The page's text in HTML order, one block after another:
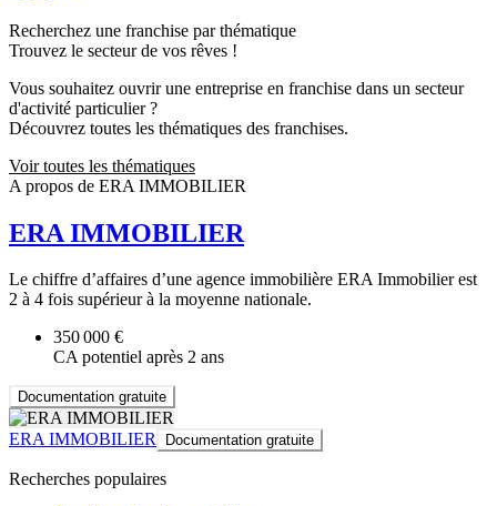
Recherchez une franchise par thématique
Trouvez le secteur de vos rêves !
Vous souhaitez ouvrir une entreprise en franchise dans un secteur
d'activité particulier ?
Découvrez toutes les thématiques des franchises.
Voir toutes les thématiques
A propos de ERA IMMOBILIER
ERA IMMOBILIER
Le chiffre d’affaires d’une agence immobilière ERA Immobilier est
2 à 4 fois supérieur à la moyenne nationale.
350 000 €
CA potentiel après 2 ans
Documentation gratuite
ERA IMMOBILIER Documentation gratuite
Recherches populaires